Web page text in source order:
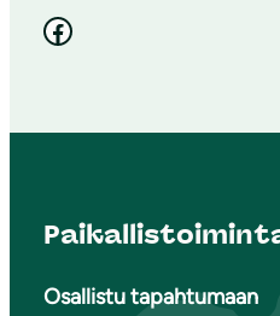
Facebook
Osallistu tapahtumaan